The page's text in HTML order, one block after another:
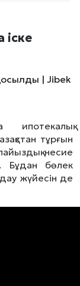
іске
тұрғын
несие
Бұдан бөлек
жүйесін де